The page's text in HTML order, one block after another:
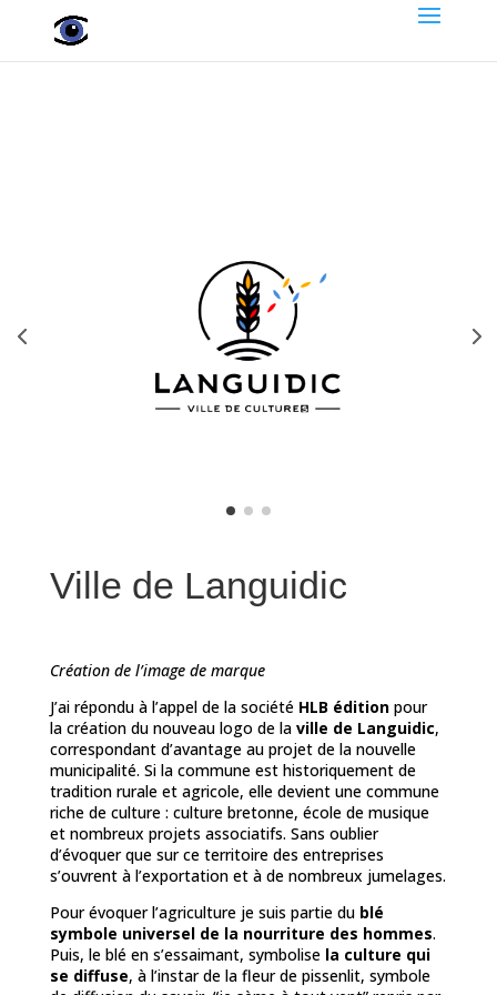
Ville de Languidic
Création de l’image de marque
J’ai répondu à l’appel de la société HLB éditionpour
la création du nouveau logo de la ville de Languidic,
correspondant d’avantage au projet de la nouvelle
municipalité. Si la commune est historiquement de
tradition rurale et agricole, elle devient une commune
riche de culture : culture bretonne, école de musique
et nombreux projets associatifs. Sans oublier
d’évoquer que sur ce territoire des entreprises
s’ouvrent à l’exportation et à de nombreux jumelages.
Pour évoquer l’agriculture je suis partie dublé
symbole universel de la nourriture des hommes.
Puis, le blé en s’essaimant, symbolise la culture qui
se diffuse, à l’instar de la fleur de pissenlit, symbole